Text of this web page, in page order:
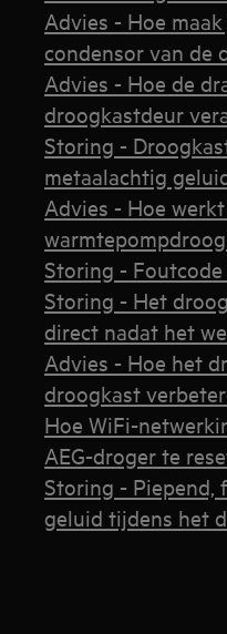
Advies - Hoe
condensor van de
Advies - Hoe de
droogkastdeur
Storing -
metaalachtig
Advies - Hoe
Storing -
Storing - Het
direct nadat het
Advies - Hoe het
droogkast
Hoe WiFi-
AEG-droger te
Storing - Piepend,
geluid tijdens het